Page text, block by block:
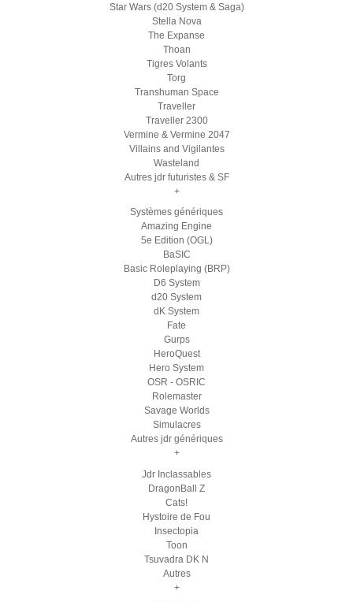
Star Wars (d20 System & Saga)
Stella Nova
The Expanse
Thoan
Tigres Volants
Torg
Transhuman Space
Traveller
Traveller 2300
Vermine & Vermine 2047
Villains and Vigilantes
Wasteland
Autres jdr futuristes & SF
+
Systèmes génériques
Amazing Engine
5e Edition (OGL)
BaSIC
Basic Roleplaying (BRP)
D6 System
d20 System
dK System
Fate
Gurps
HeroQuest
Hero System
OSR - OSRIC
Rolemaster
Savage Worlds
Simulacres
Autres jdr génériques
+
Jdr Inclassables
DragonBall Z
Cats!
Hystoire de Fou
Insectopia
Toon
Tsuvadra DK N
Autres
+